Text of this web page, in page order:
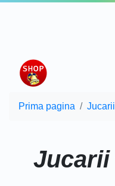
Prima pagina Jucarii
Jucarii